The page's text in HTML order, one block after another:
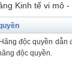
Kinh tế vi mô
độc quyền dẫn
độc quyền.